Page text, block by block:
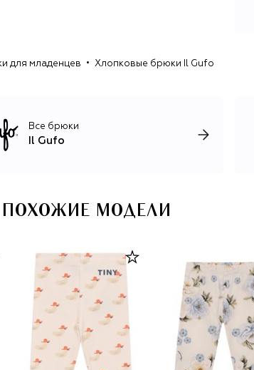
для младенцев Хлопковые брюки Il Gufo
Все брюки
Il Gufo
ПОХОЖИЕ МОДЕЛИ